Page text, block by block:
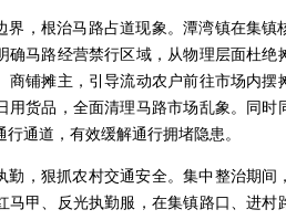
界，根治马路占道现象。潭湾镇在集
确马路经营禁行区域，从物理层面杜
商铺摊主，引导流动农户前往市场内
用货品，全面清理马路市场乱象。同
通道，有效缓解通行拥堵隐患。
勤，狠抓农村交通安全。集中整治期
马甲、反光执勤服，在集镇路口、进